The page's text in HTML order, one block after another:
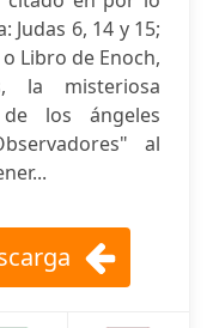
Judas 6, 14 y 15;
Libro de Enoch,
la misteriosa
los ángeles
al